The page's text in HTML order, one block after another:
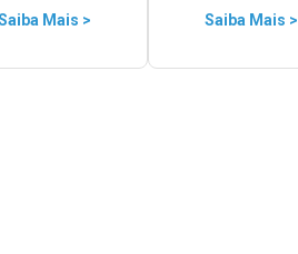
Mais > Saiba Mais >